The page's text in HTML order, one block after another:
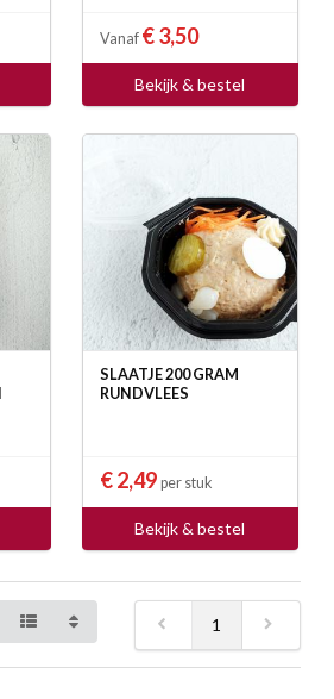
Vanaf € 3,50
Bekijk & bestel
SLAATJE 200 GRAM
RUNDVLEES
€ 2,49 per stuk
Bekijk & bestel
1